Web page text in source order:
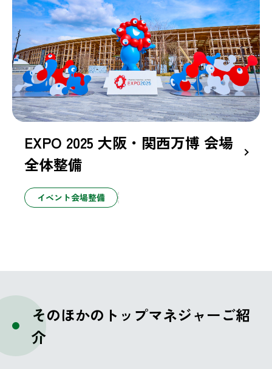
EXPO 2025 大阪・関西万博 会場
全体整備
イベント会場整備
そのほかのトップマネジャーご紹
介